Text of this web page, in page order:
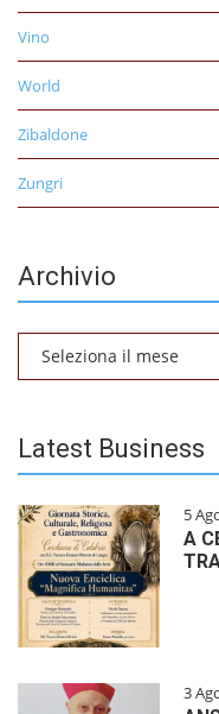
Vino
World
Zibaldone
Zungri
Archivio
Archivio
Latest Business
5
A
3